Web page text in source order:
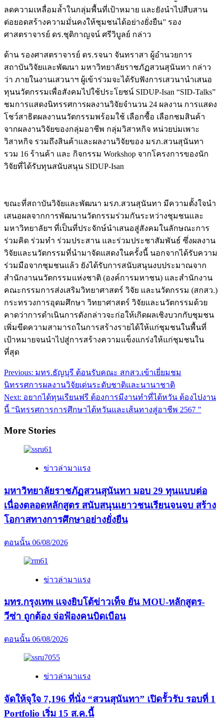
ลดความเหลื่อมล้ำในกลุ่มพื้นที่เป้าหมาย และยังนำไปสืบสาน
ต่อยอดสร้างความมั่นคงให้ชุมชนได้อย่างยั่งยืน” รอง
ศาสตราจารย์ ดร.ชุติกาญจน์ ศรีวิบูลย์ กล่าว
ด้าน รองศาสตราจารย์ ดร.รจนา จันทราสา ผู้อำนวยการ
สถาบันวิจัยและพัฒนา มหาวิทยาลัยราชภัฏสวนสุนันทา กล่าว
ว่า ภายในงานเสวนาฯ ผู้เข้าร่วมจะได้รับฟังการเสวนานำเสนอ
ทุนนวัตกรรมเพื่อสังคมไปใช้ประโยชน์ SIDUP-Isan “SID-Talks”
ชมการแสดงนิทรรศการผลงานวิจัยจำนวน 24 ผลงาน การแสดง
โชว์สาธิตผลงานนวัตกรรมพร้อมใช้ เลือกซื้อ เลือกชมสินค้า
จากผลงานวิจัยของกลุ่มอาชีพ กลุ่มวิสาหกิจ หน่วยบ่มเพาะ
วิสาหกิจ รวมถึงสินค้าและผลงานวิจัยของ มรภ.สวนสุนันทา
รวม 16 ร้านค้า และ กิจกรรม Workshop จากโครงการของนัก
วิจัยที่ได้รับทุนสนับสนุน SIDUP-Isan
ขณะที่สถาบันวิจัยและพัฒนา มรภ.สวนสุนันทา มีความตั้งใจนำ
เสนอผลจากการพัฒนานวัตกรรมร่วมกันระหว่างชุมชนและ
มหาวิทยาลัยฯ ที่เป็นที่ประจักษ์นำเสนอสู่สังคมในลักษณะการ
ร่วมคิด ร่วมทำ ร่วมประสาน และร่วมประชาสัมพันธ์ ซึ่งผลงาน
วิจัยและนวัตกรรมที่นำมาจัดแสดงในครั้งนี้ นอกจากได้รับความ
ร่วมมือจากชุมชนแล้ว ยังได้รับการสนับสนุนงบประมาณจาก
สำนักงานนวัตกรรมแห่งชาติ (องค์การมหาชน) และสำนักงาน
คณะกรรมการส่งเสริมวิทยาศาสตร์ วิจัย และนวัตกรรม (สกสว.)
กระทรวงการอุดมศึกษา วิทยาศาสตร์ วิจัยและนวัตกรรมด้วย
คาดว่าการดำเนินการดังกล่าวจะก่อให้เกิดผลเชิงบวกกับชุมชน
เพิ่มขีดความสามารถในการสร้างรายได้ให้แก่ชุมชนในพื้นที่
เป้าหมายจนนำไปสู่การสร้างความแข็งแกร่งให้แก่ชุมชนใน
ที่สุด
Post
navigation
Previous: มทร.ธัญบุรี ต้อนรับคณะ สกสว.เข้าเยี่ยมชม
นิทรรศการผลงานวิจัยเด่นระดับชาติและนานาชาติ
Next: อยากได้ทุนเรียนฟรี ต้องการมีงานทำที่ไต้หวัน ต้องไปงาน
นี้ “นิทรรศการการศึกษาไต้หวันและเส้นทางสู่อาชีพ 2567 ”
More Stories
ข่าวล่ามาแรง
มหาวิทยาลัยราชภัฏสวนสุนันทา มอบ 29 ทุนแบบต่อ
เนื่องตลอดหลักสูตร สนับสนุนเยาวชนเรียนจนจบ สร้าง
โอกาสทางการศึกษาอย่างยั่งยืน
ตอนนั้น 06/08/2026
ข่าวล่ามาแรง
มทร.กรุงเทพ แจงยิบโต้ข่าวเท็จ ยัน MOU-หลักสูตร-
วีซ่า ถูกต้อง จ่อฟ้องคนบิดเบือน
ตอนนั้น 06/08/2026
ข่าวล่ามาแรง
จัดให้จุใจ 7,196 ที่นั่ง “สวนสุนันทา” เปิดรั้วรับ รอบที่ 1
Portfolio เริ่ม 15 ส.ค.นี้